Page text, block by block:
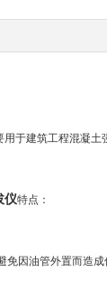
用于建筑工程混凝土
仪特点：
免因油管外置而造成